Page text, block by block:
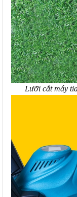
Lưỡi cắt máy